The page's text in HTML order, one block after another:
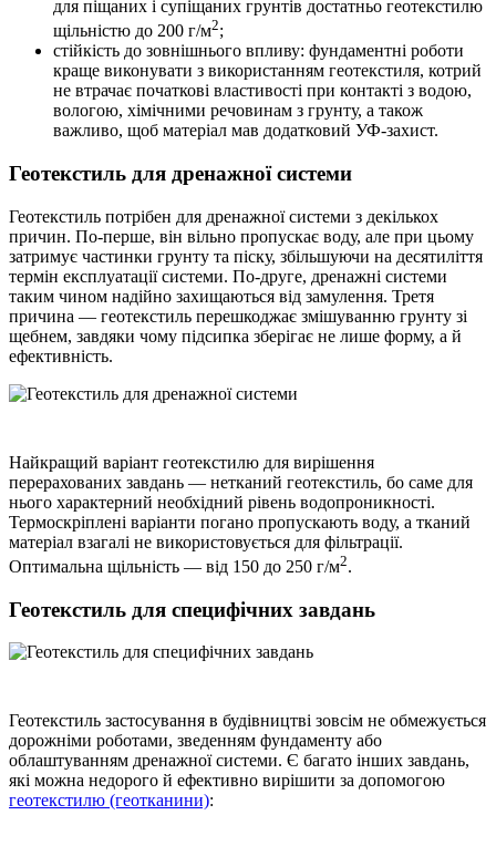
для піщаних і супіщаних грунтів достатньо геотекстилю
щільністю до 200 г/м2;
стійкість до зовнішнього впливу: фундаментні роботи
краще виконувати з використанням геотекстиля, котрий
не втрачає початкові властивості при контакті з водою,
вологою, хімічними речовинам з грунту, а також
важливо, щоб матеріал мав додатковий УФ-захист.
Геотекстиль для дренажної системи
Геотекстиль потрібен для дренажної системи з декількох
причин. По-перше, він вільно пропускає воду, але при цьому
затримує частинки грунту та піску, збільшуючи на десятиліття
термін експлуатації системи. По-друге, дренажні системи
таким чином надійно захищаються від замулення. Третя
причина — геотекстиль перешкоджає змішуванню грунту зі
щебнем, завдяки чому підсипка зберігає не лише форму, а й
ефективність.
Найкращий варіант геотекстилю для вирішення
перерахованих завдань — нетканий геотекстиль, бо саме для
нього характерний необхідний рівень водопроникності.
Термоскріплені варіанти погано пропускають воду, а тканий
матеріал взагалі не використовується для фільтрації.
Оптимальна щільність — від 150 до 250 г/м2.
Геотекстиль для специфічних завдань
Геотекстиль застосування в будівництві зовсім не обмежується
дорожніми роботами, зведенням фундаменту або
облаштуванням дренажної системи. Є багато інших завдань,
які можна недорого й ефективно вирішити за допомогою
геотекстилю (геотканини):